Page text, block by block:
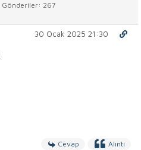
Gönderiler: 267
30 Ocak 2025 21:30
Cevap Alıntı